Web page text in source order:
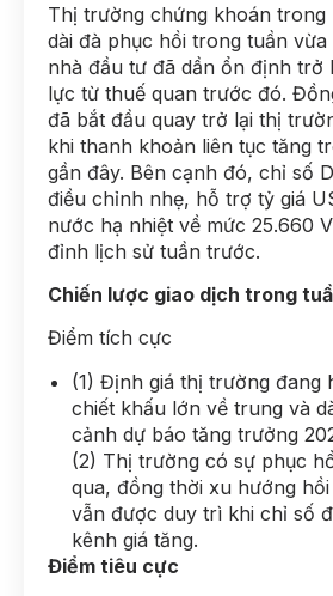
Thị trường chứng khoán trong
dài đà phục hồi trong tuần
nhà đầu tư đã dần ổn định trở
lực từ thuế quan trước đó.
đã bắt đầu quay trở lại thị
khi thanh khoản liên tục tăng
gần đây. Bên cạnh đó, chỉ số
điều chỉnh nhẹ, hỗ trợ tỷ giá
nước hạ nhiệt về mức 25.660
đỉnh lịch sử tuần trước.
Chiến lược giao dịch trong
Điểm tích cực
(1) Định giá thị trường đang
chiết khấu lớn về trung và
cảnh dự báo tăng trưởng
(2) Thị trường có sự phục
qua, đồng thời xu hướng
vẫn được duy trì khi chỉ số
kênh giá tăng.
Điểm tiêu cực